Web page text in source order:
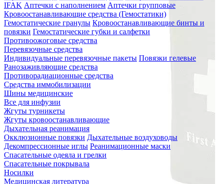
IFAK Аптечки с наполнением Аптечки групповые
Кровоостанавливающие средства (Гемостатики)
Гемостатические гранулы Кровоостанавливающие бинты и
повязки Гемостатические губки и салфетки
Противоожоговые средства
Перевязочные средства
Индивидуальные перевязочные пакеты Повязки гелевые
Ранозаживляющие средства
Противорадиационные средства
Средства иммобилизации
Шины медицинские
Все для инфузии
Жгуты турникеты
Жгуты кровоостанавливающие
Дыхательная реанимация
Окклюзионные повязки Дыхательные воздуховоды
Декомпрессионные иглы Реанимационные маски
Спасательные одеяла и грелки
Спасательные покрывала
Носилки
Медицинская литература